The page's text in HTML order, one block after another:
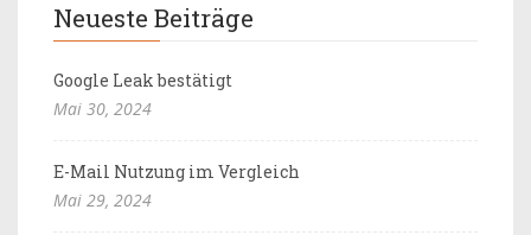
Neueste Beiträge
Google Leak bestätigt
Mai 30, 2024
E-Mail Nutzung im Vergleich
Mai 29, 2024